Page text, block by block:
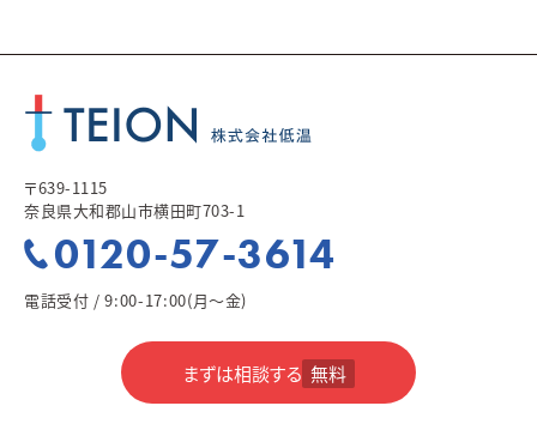
〒639-1115
奈良県大和郡山市横田町703-1
0120-57-3614
電話受付 / 9:00-17:00(月～金)
まずは相談する 無料